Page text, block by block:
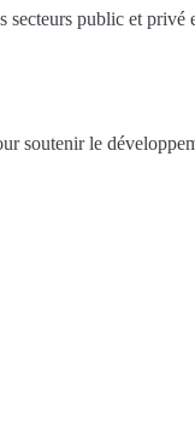
public et
soutenir le